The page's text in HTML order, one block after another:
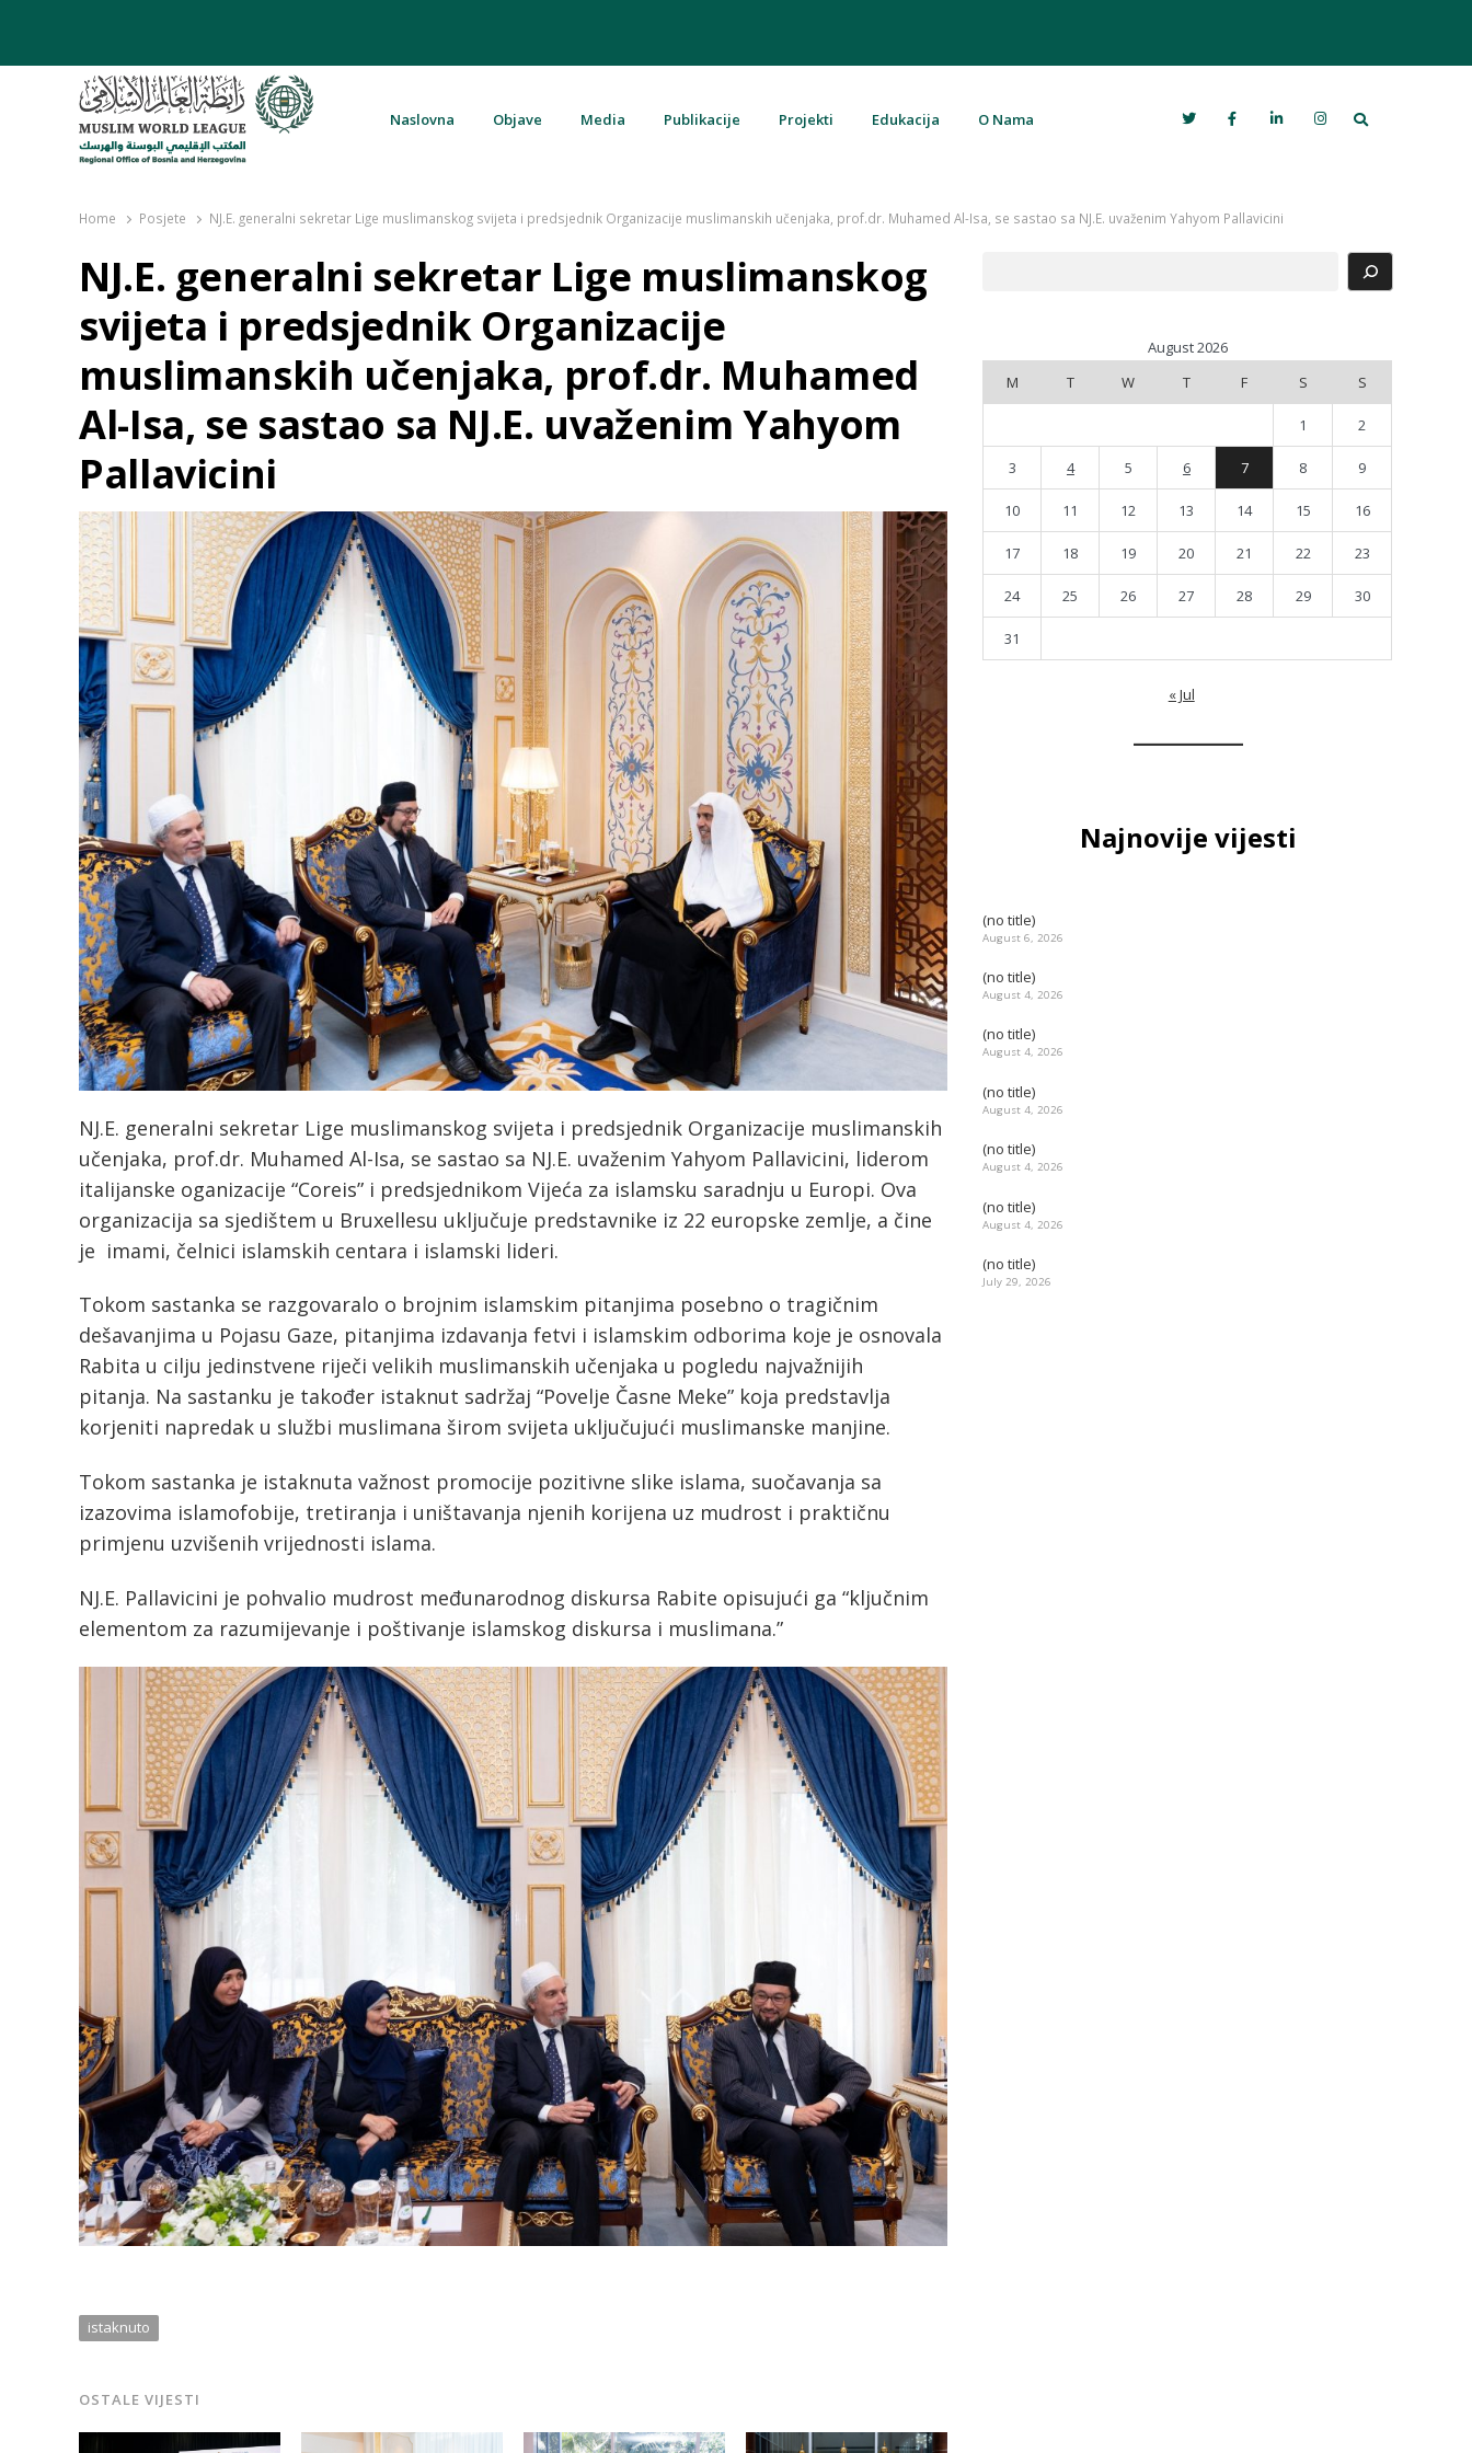
Naslovna Objave Media Publikacije Projekti Edukacija O Nama Search
Home Posjete NJ.E. generalni sekretar Lige muslimanskog svijeta i predsjednik Organizacije muslimanskih učenjaka, prof.dr. Muhamed Al-Isa, se sastao sa NJ.E. uvaženim Yahyom Pallavicini
NJ.E. generalni sekretar Lige muslimanskog
svijeta i predsjednik Organizacije
muslimanskih učenjaka, prof.dr. Muhamed
Al-Isa, se sastao sa NJ.E. uvaženim Yahyom
Pallavicini
NJ.E. generalni sekretar Lige muslimanskog svijeta i predsjednik Organizacije muslimanskih
učenjaka, prof.dr. Muhamed Al-Isa, se sastao sa NJ.E. uvaženim Yahyom Pallavicini, liderom
italijanske oganizacije “Coreis” i predsjednikom Vijeća za islamsku saradnju u Europi. Ova
organizacija sa sjedištem u Bruxellesu uključuje predstavnike iz 22 europske zemlje, a čine
je imami, čelnici islamskih centara i islamski lideri.
Tokom sastanka se razgovaralo o brojnim islamskim pitanjima posebno o tragičnim
dešavanjima u Pojasu Gaze, pitanjima izdavanja fetvi i islamskim odborima koje je osnovala
Rabita u cilju jedinstvene riječi velikih muslimanskih učenjaka u pogledu najvažnijih
pitanja. Na sastanku je također istaknut sadržaj “Povelje Časne Meke” koja predstavlja
korjeniti napredak u službi muslimana širom svijeta uključujući muslimanske manjine.
Tokom sastanka je istaknuta važnost promocije pozitivne slike islama, suočavanja sa
izazovima islamofobije, tretiranja i uništavanja njenih korijena uz mudrost i praktičnu
primjenu uzvišenih vrijednosti islama.
NJ.E. Pallavicini je pohvalio mudrost međunarodnog diskursa Rabite opisujući ga “ključnim
elementom za razumijevanje i poštivanje islamskog diskursa i muslimana.”
istaknuto
OSTALE VIJESTI
August 2026
M
T W T F S S
1 2
3 4 5 6 7 8 9
10 11 12 13 14 15 16
17 18 19 20 21 22 23
24 25 26 27 28 29 30
31
« Jul
Najnovije vijesti
(no title)
August 6, 2026
(no title)
August 4, 2026
(no title)
August 4, 2026
(no title)
August 4, 2026
(no title)
August 4, 2026
(no title)
August 4, 2026
(no title)
July 29, 2026